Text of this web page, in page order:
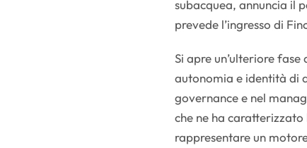
subacquea, annuncia il
prevede l’ingresso di
Si apre un’ulteriore
autonomia e identità di
governance e nel
che ne ha caratterizzato
rappresentare un